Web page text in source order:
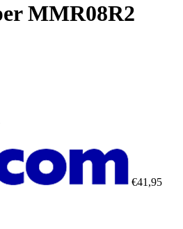
MMR08R2
€41,95